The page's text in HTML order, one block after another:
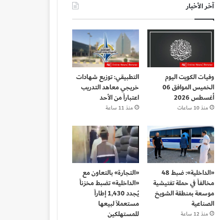
آخر الأخبار
وفيات الكويت اليوم
الخميس الموافق 06
أغسطس 2026
منذ 10 ساعات
التطبيقي: توزيع شهادات
خريجي معاهد التدريب
اعتباراً من الأحد
منذ 11 ساعة
«الداخلية»: ضبط 48
مخالفاً في حملة تفتيشية
موسعة بمنطقة الشويخ
الصناعية
منذ 12 ساعة
«التجارة» بالتعاون مع
«الداخلية» تضبط مخزناً
يُجدد 1,430 إطاراً
مستعملاً لبيعها
للمستهلكين